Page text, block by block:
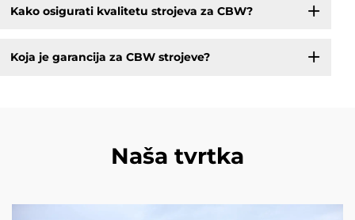
Kako osigurati kvalitetu strojeva za CBW?
Koja je garancija za CBW strojeve?
Naša tvrtka